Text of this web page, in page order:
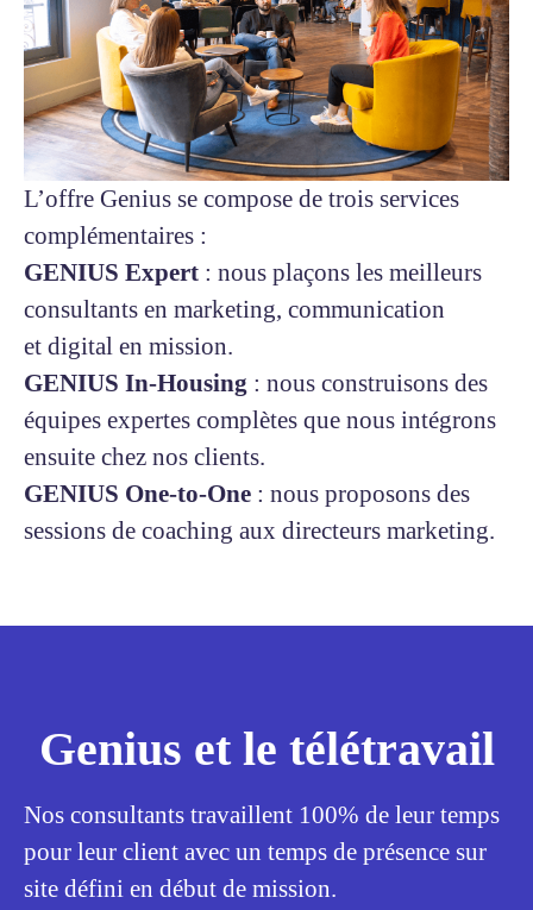
L’offre Genius se compose de trois services
complémentaires :
GENIUS Expert : nous plaçons les meilleurs
consultants en marketing, communication
et digital en mission.
GENIUS In-Housing : nous construisons des
équipes expertes complètes que nous intégrons
ensuite chez nos clients.
GENIUS One-to-One : nous proposons des
sessions de coaching aux directeurs marketing.
Genius et le télétravail
Nos consultants travaillent 100% de leur temps
pour leur client avec un temps de présence sur
site défini en début de mission.